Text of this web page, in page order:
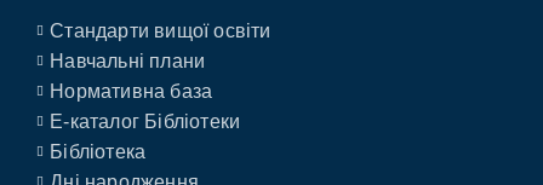
Стандарти вищої освіти
Навчальні плани
Нормативна база
E-каталог Бібліотеки
Бібліотека